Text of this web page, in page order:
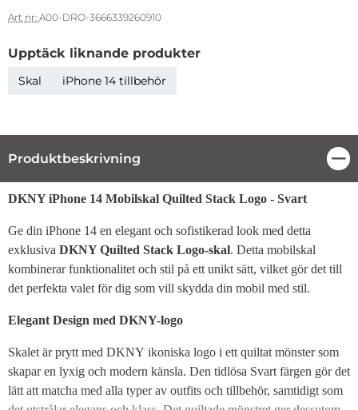
Art nr: A00-DRO-3666339260910
Upptäck liknande produkter
Skal iPhone 14 tillbehör
Produktbeskrivning
Produktbeskrivning
DKNY iPhone 14 Mobilskal Quilted Stack Logo - Svart
Ge din iPhone 14 en elegant och sofistikerad look med detta
exklusiva DKNY Quilted Stack Logo-skal. Detta mobilskal
kombinerar funktionalitet och stil på ett unikt sätt, vilket gör det till
det perfekta valet för dig som vill skydda din mobil med stil.
Elegant Design med DKNY-logo
Skalet är prytt med DKNY ikoniska logo i ett quiltat mönster som
skapar en lyxig och modern känsla. Den tidlösa Svart färgen gör det
lätt att matcha med alla typer av outfits och tillbehör, samtidigt som